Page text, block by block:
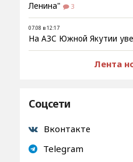
Ленина"
3
07.08 в 12:17
На АЗС Южной Якутии
Лента
Соцсети
Вконтакте
Telegram